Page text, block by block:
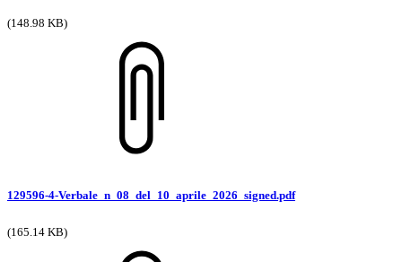
(148.98 KB)
129596-4-Verbale_n_08_del_10_aprile_2026_signed.pdf
(165.14 KB)